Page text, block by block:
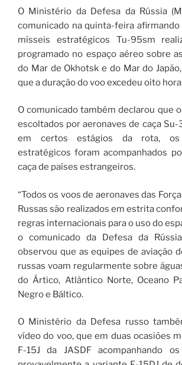
O Ministério da Defesa da Rússia
comunicado na quinta-feira
mísseis estratégicos Tu-95sm
programado no espaço aéreo sobre
do Mar de Okhotsk e do Mar do
que a duração do voo excedeu oito
O comunicado também declarou que
escoltados por aeronaves de caça
em certos estágios da rota, os
estratégicos foram acompanhados
caça de países estrangeiros.
“Todos os voos de aeronaves das
Russas são realizados em estrita
regras internacionais para o uso do
o comunicado da Defesa da
observou que as equipes de aviação
russas voam regularmente sobre
do Ártico, Atlântico Norte, Oceano
Negro e Báltico.
O Ministério da Defesa russo
vídeo do voo, que em duas ocasiões
F-15J da JASDF acompanhando